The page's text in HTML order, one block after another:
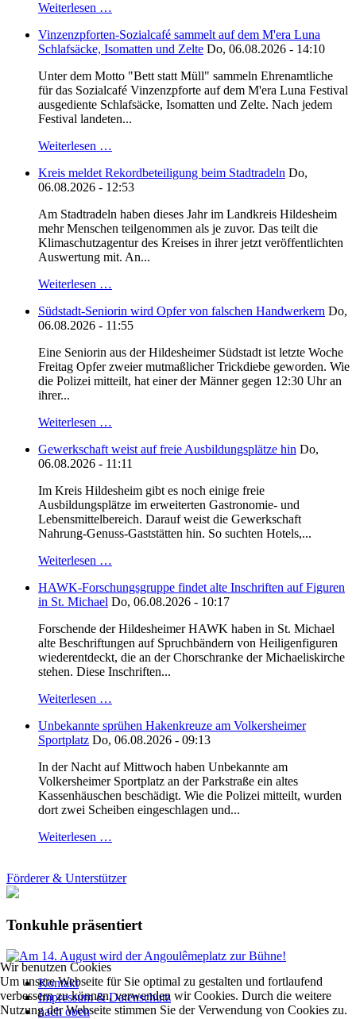
Weiterlesen …
Vinzenzpforten-Sozialcafé sammelt auf dem M'era Luna
Schlafsäcke, Isomatten und Zelte Do, 06.08.2026 - 14:10
Unter dem Motto "Bett statt Müll" sammeln Ehrenamtliche
für das Sozialcafé Vinzenzpforte auf dem M'era Luna Festival
ausgediente Schlafsäcke, Isomatten und Zelte. Nach jedem
Festival landeten...
Weiterlesen …
Kreis meldet Rekordbeteiligung beim Stadtradeln Do,
06.08.2026 - 12:53
Am Stadtradeln haben dieses Jahr im Landkreis Hildesheim
mehr Menschen teilgenommen als je zuvor. Das teilt die
Klimaschutzagentur des Kreises in ihrer jetzt veröffentlichten
Auswertung mit. An...
Weiterlesen …
Südstadt-Seniorin wird Opfer von falschen Handwerkern Do,
06.08.2026 - 11:55
Eine Seniorin aus der Hildesheimer Südstadt ist letzte Woche
Freitag Opfer zweier mutmaßlicher Trickdiebe geworden. Wie
die Polizei mitteilt, hat einer der Männer gegen 12:30 Uhr an
ihrer...
Weiterlesen …
Gewerkschaft weist auf freie Ausbildungsplätze hin Do,
06.08.2026 - 11:11
Im Kreis Hildesheim gibt es noch einige freie
Ausbildungsplätze im erweiterten Gastronomie- und
Lebensmittelbereich. Darauf weist die Gewerkschaft
Nahrung-Genuss-Gaststätten hin. So suchten Hotels,...
Weiterlesen …
HAWK-Forschungsgruppe findet alte Inschriften auf Figuren
in St. Michael Do, 06.08.2026 - 10:17
Forschende der Hildesheimer HAWK haben in St. Michael
alte Beschriftungen auf Spruchbändern von Heiligenfiguren
wiederentdeckt, die an der Chorschranke der Michaeliskirche
stehen. Diese Inschriften...
Weiterlesen …
Unbekannte sprühen Hakenkreuze am Volkersheimer
Sportplatz Do, 06.08.2026 - 09:13
In der Nacht auf Mittwoch haben Unbekannte am
Volkersheimer Sportplatz an der Parkstraße ein altes
Kassenhäuschen beschädigt. Wie die Polizei mitteilt, wurden
dort zwei Scheiben eingeschlagen und...
Weiterlesen …
Förderer & Unterstützer
Tonkuhle präsentiert
Kontakt
Impressum & Datenschutz
nach oben
Wir benutzen Cookies
Um unsere Webseite für Sie optimal zu gestalten und fortlaufend
verbessern zu können, verwenden wir Cookies. Durch die weitere
Nutzung der Webseite stimmen Sie der Verwendung von Cookies zu.